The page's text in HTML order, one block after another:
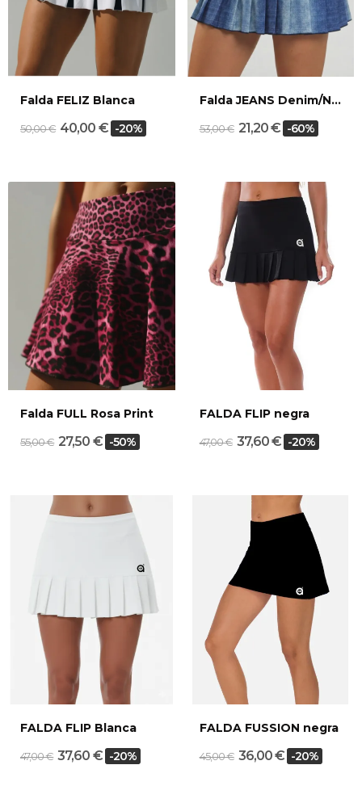
Falda FELIZ Blanca
50,00 € 40,00 € -20%
Falda JEANS Denim/Negra
53,00 € 21,20 € -60%
Falda FULL Rosa Print
55,00 € 27,50 € -50%
FALDA FLIP negra
47,00 € 37,60 € -20%
FALDA FLIP Blanca
47,00 € 37,60 € -20%
FALDA FUSSION negra
45,00 € 36,00 € -20%